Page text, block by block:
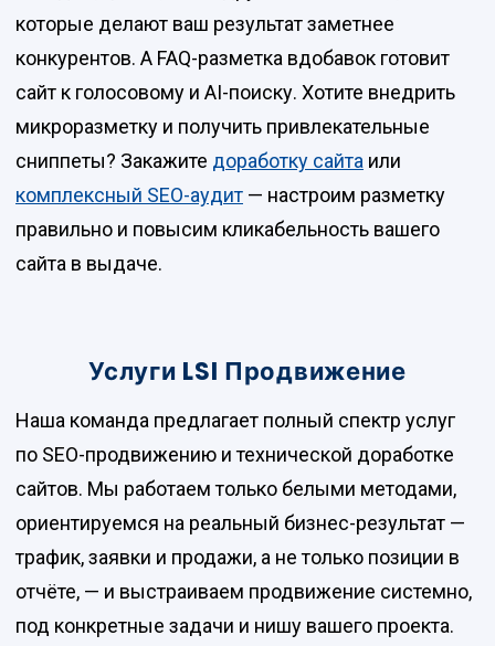
которые делают ваш результат заметнее
конкурентов. А FAQ-разметка вдобавок готовит
сайт к голосовому и AI-поиску. Хотите внедрить
микроразметку и получить привлекательные
сниппеты? Закажите доработку сайта или
комплексный SEO-аудит — настроим разметку
правильно и повысим кликабельность вашего
сайта в выдаче.
Услуги LSI Продвижение
Наша команда предлагает полный спектр услуг
по SEO-продвижению и технической доработке
сайтов. Мы работаем только белыми методами,
ориентируемся на реальный бизнес-результат —
трафик, заявки и продажи, а не только позиции в
отчёте, — и выстраиваем продвижение системно,
под конкретные задачи и нишу вашего проекта.